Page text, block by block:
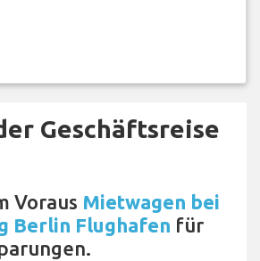
Geschäftsreise
Voraus Mietwagen bei
Berlin Flughafen für